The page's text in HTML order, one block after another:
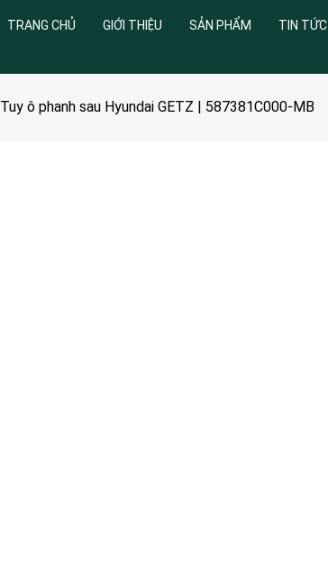
TRANG CHỦ GIỚI THIỆU SẢN PHẨM TIN TỨC
Tuy ô phanh sau Hyundai GETZ | 587381C000-MB